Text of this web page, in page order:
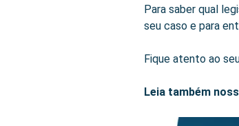
Para saber qual
seu caso e para
Fique atento ao
Leia também